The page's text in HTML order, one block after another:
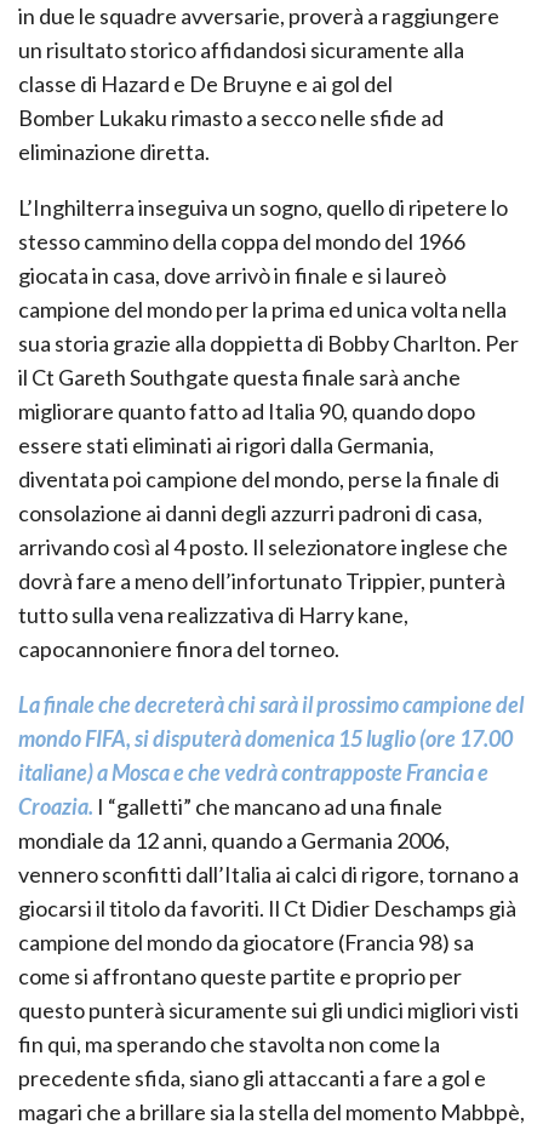
in due le squadre avversarie, proverà a raggiungere
un risultato storico affidandosi sicuramente alla
classe di Hazard e De Bruyne e ai gol del
Bomber Lukaku rimasto a secco nelle sfide ad
eliminazione diretta.
L’Inghilterra inseguiva un sogno, quello di ripetere lo
stesso cammino della coppa del mondo del 1966
giocata in casa, dove arrivò in finale e si laureò
campione del mondo per la prima ed unica volta nella
sua storia grazie alla doppietta di Bobby Charlton. Per
il Ct Gareth Southgate questa finale sarà anche
migliorare quanto fatto ad Italia 90, quando dopo
essere stati eliminati ai rigori dalla Germania,
diventata poi campione del mondo, perse la finale di
consolazione ai danni degli azzurri padroni di casa,
arrivando così al 4 posto. Il selezionatore inglese che
dovrà fare a meno dell’infortunato Trippier, punterà
tutto sulla vena realizzativa di Harry kane,
capocannoniere finora del torneo.
La finale che decreterà chi sarà il prossimo campione del
mondo FIFA, si disputerà domenica 15 luglio (ore 17.00
italiane) a Mosca e che vedrà contrapposte Francia e
Croazia. I “galletti” che mancano ad una finale
mondiale da 12 anni, quando a Germania 2006,
vennero sconfitti dall’Italia ai calci di rigore, tornano a
giocarsi il titolo da favoriti. Il Ct Didier Deschamps già
campione del mondo da giocatore (Francia 98) sa
come si affrontano queste partite e proprio per
questo punterà sicuramente sui gli undici migliori visti
fin qui, ma sperando che stavolta non come la
precedente sfida, siano gli attaccanti a fare a gol e
magari che a brillare sia la stella del momento Mabbpè,